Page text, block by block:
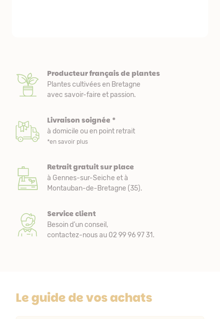
Producteur français de plantes
Plantes cultivées en Bretagne
avec savoir-faire et passion.
Livraison soignée *
à domicile ou en point retrait
*en savoir plus
Retrait gratuit sur place
à Gennes-sur-Seiche et à
Montauban-de-Bretagne (35).
Service client
Besoin d’un conseil,
contactez-nous au 02 99 96 97 31.
Le guide de vos achats